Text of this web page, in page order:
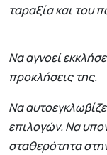
ταραξία και του
Να αγνοεί
προκλήσεις της.
Να
επιλογών. Να
σταθερότητα